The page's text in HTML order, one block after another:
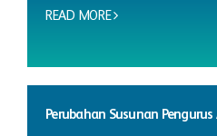
READ MORE
Perubahan Susunan